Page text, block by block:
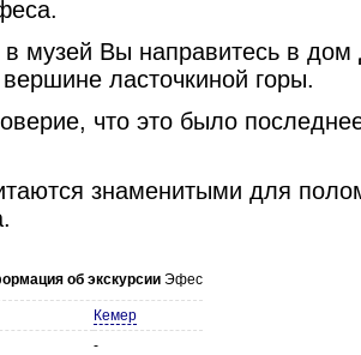
в музей Вы направитесь в
ласточкиной горы.
что это было
знаменитыми для
об экскурсии Эфес
Кемер
-